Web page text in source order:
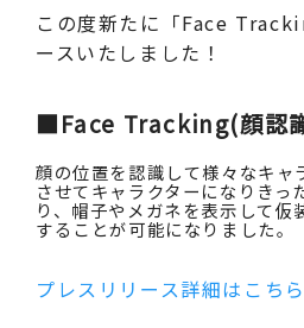
この度新たに「Face
ースいたしました！
■Face Tracking(顔認
顔の位置を認識して様々なキャ
させてキャラクターになりきっ
り、帽子やメガネを表示して仮
することが可能になりました。
プレスリリース詳細はこちら